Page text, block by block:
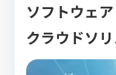
ソフトウェア
クラウドソ